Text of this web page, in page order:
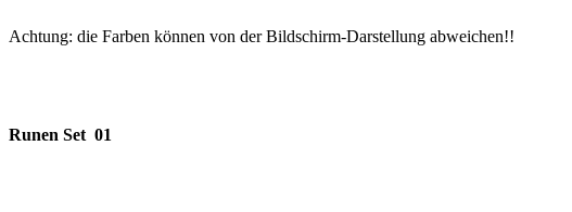
Achtung: die Farben können von der Bildschirm-Darstellung abweichen!!
Runen Set 01